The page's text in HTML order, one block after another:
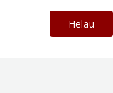
Helau